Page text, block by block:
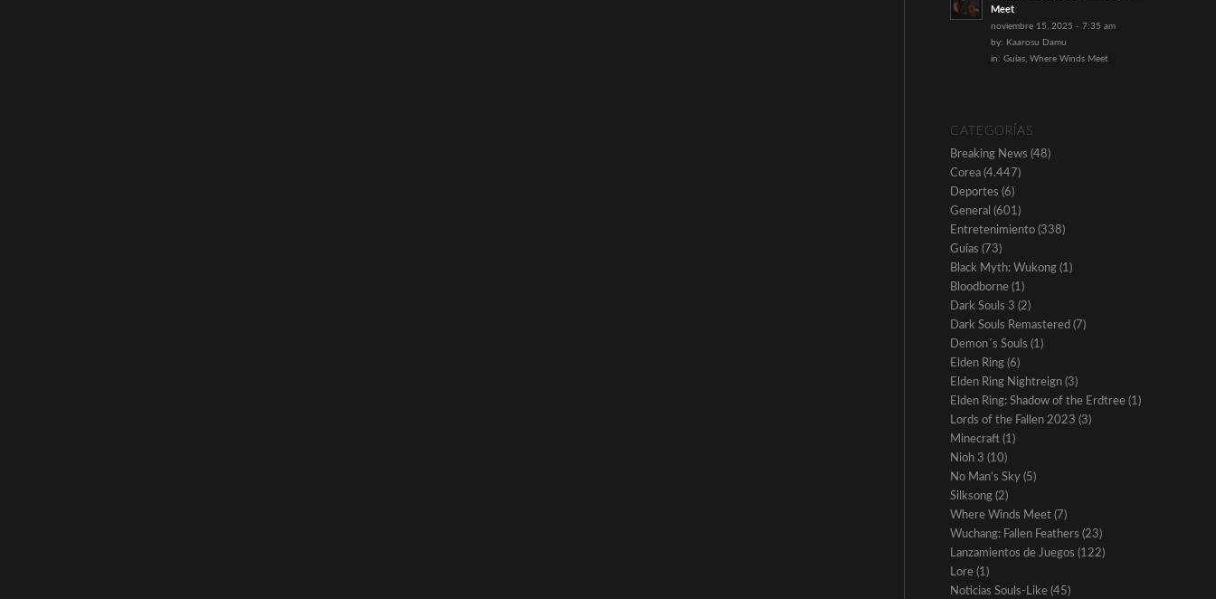
Meet
noviembre 15, 2025 - 7:35 am
by: Kaarosu Damu
in: Guías, Where Winds Meet
CATEGORÍAS
Breaking News (48)
Corea(4.447)
Deportes (6)
General (601)
Entretenimiento(338)
Guías (73)
Black Myth: Wukong(1)
Bloodborne(1)
Dark Souls 3 (2)
Dark Souls Remastered (7)
Demon´s Souls (1)
Elden Ring(6)
Elden Ring Nightreign(3)
Elden Ring: Shadow of the Erdtree(1)
Lords of the Fallen 2023 (3)
Minecraft(1)
Nioh 3 (10)
No Man’s Sky(5)
Silksong(2)
Where Winds Meet(7)
Wuchang: Fallen Feathers (23)
Lanzamientos de Juegos (122)
Lore(1)
Noticias Souls-Like(45)